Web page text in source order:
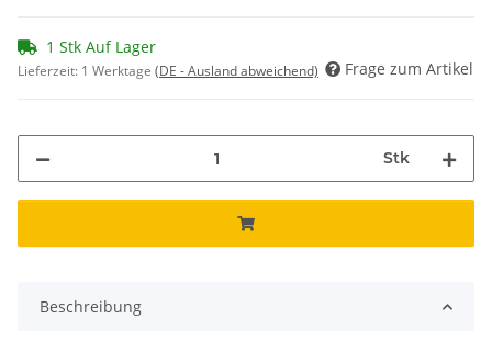
1 Stk Auf Lager
Lieferzeit: 1 Werktage (DE - Ausland abweichend) Frage zum Artikel
Stk
Beschreibung